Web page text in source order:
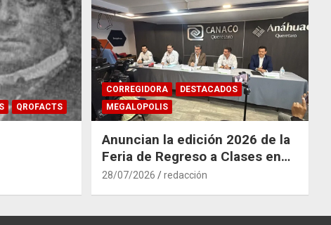
QROFACTS
CORREGIDORA
DESTACADOS
MEGALOPOLIS
Anuncian la edición 2026 de la
Feria de Regreso a Clases en
Corregidora
28/07/2026 redacción